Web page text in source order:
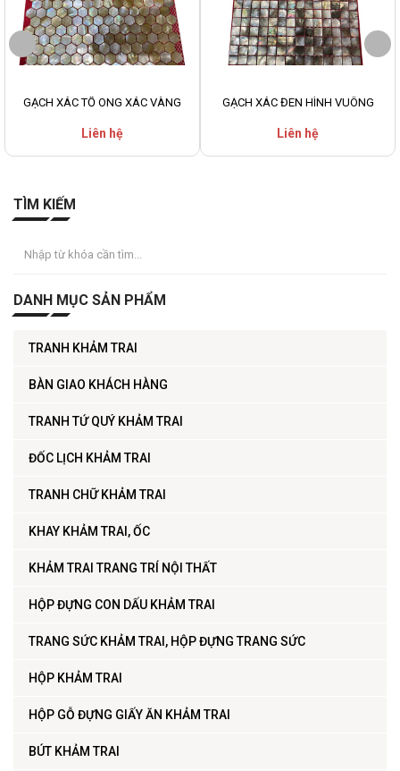
GẠCH XÁC TỔ ONG XÁC VÀNG
Liên hệ
GẠCH XÁC ĐEN HÌNH VUÔNG
Liên hệ
TÌM KIẾM
DANH MỤC SẢN PHẨM
TRANH KHẢM TRAI
BÀN GIAO KHÁCH HÀNG
TRANH TỨ QUÝ KHẢM TRAI
ĐỐC LỊCH KHẢM TRAI
TRANH CHỮ KHẢM TRAI
KHAY KHẢM TRAI, ỐC
KHẢM TRAI TRANG TRÍ NỘI THẤT
HỘP ĐỰNG CON DẤU KHẢM TRAI
TRANG SỨC KHẢM TRAI, HỘP ĐỰNG TRANG SỨC
HỘP KHẢM TRAI
HỘP GỖ ĐỰNG GIẤY ĂN KHẢM TRAI
BÚT KHẢM TRAI